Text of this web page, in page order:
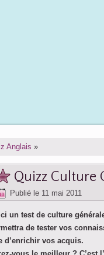
Anglais »
Quizz Culture
Publié le 11 mai 2011
un test de culture
de tester vos
d’enrichir vos acquis.